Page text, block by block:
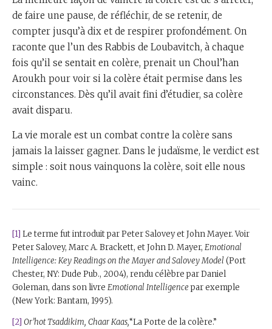
de faire une pause, de réfléchir, de se retenir, de
compter jusqu’à dix et de respirer profondément. On
raconte que l’un des Rabbis de Loubavitch, à chaque
fois qu’il se sentait en colère, prenait un Choul’han
Aroukh pour voir si la colère était permise dans les
circonstances. Dès qu’il avait fini d’étudier, sa colère
avait disparu.
La vie morale est un combat contre la colère sans
jamais la laisser gagner. Dans le judaïsme, le verdict est
simple : soit nous vainquons la colère, soit elle nous
vainc.
[1] Le terme fut introduit par Peter Salovey et John Mayer. Voir
Peter Salovey, Marc A. Brackett, et John D. Mayer, Emotional
Intelligence: Key Readings on the Mayer and Salovey Model (Port
Chester, NY: Dude Pub., 2004), rendu célèbre par Daniel
Goleman, dans son livre Emotional Intelligencepar exemple
(New York: Bantam, 1995).
[2] Or’hot Tsaddikim, Chaar Kaas,“La Porte de la colère.”